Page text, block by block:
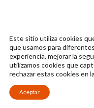
Este sitio utiliza cookies
que usamos para
experiencia, mejorar la
utilizamos cookies que
rechazar estas cookies en la
Aceptar